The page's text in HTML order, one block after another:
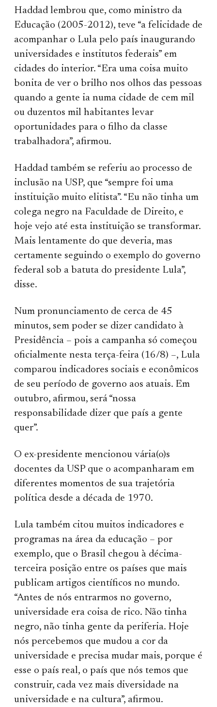
Haddad lembrou que, como ministro da
Educação (2005-2012), teve “a felicidade de
acompanhar o Lula pelo país inaugurando
universidades e institutos federais” em
cidades do interior. “Era uma coisa muito
bonita de ver o brilho nos olhos das pessoas
quando a gente ia numa cidade de cem mil
ou duzentos mil habitantes levar
oportunidades para o filho da classe
trabalhadora”, afirmou.
Haddad também se referiu ao processo de
inclusão na USP, que “sempre foi uma
instituição muito elitista”. “Eu não tinha um
colega negro na Faculdade de Direito, e
hoje vejo até esta instituição se transformar.
Mais lentamente do que deveria, mas
certamente seguindo o exemplo do governo
federal sob a batuta do presidente Lula”,
disse.
Num pronunciamento de cerca de 45
minutos, sem poder se dizer candidato à
Presidência – pois a campanha só começou
oficialmente nesta terça-feira (16/8) –, Lula
comparou indicadores sociais e econômicos
de seu período de governo aos atuais. Em
outubro, afirmou, será “nossa
responsabilidade dizer que país a gente
quer”.
O ex-presidente mencionou vária(o)s
docentes da USP que o acompanharam em
diferentes momentos de sua trajetória
política desde a década de 1970.
Lula também citou muitos indicadores e
programas na área da educação – por
exemplo, que o Brasil chegou à décima-
terceira posição entre os países que mais
publicam artigos científicos no mundo.
“Antes de nós entrarmos no governo,
universidade era coisa de rico. Não tinha
negro, não tinha gente da periferia. Hoje
nós percebemos que mudou a cor da
universidade e precisa mudar mais, porque é
esse o país real, o país que nós temos que
construir, cada vez mais diversidade na
universidade e na cultura”, afirmou.